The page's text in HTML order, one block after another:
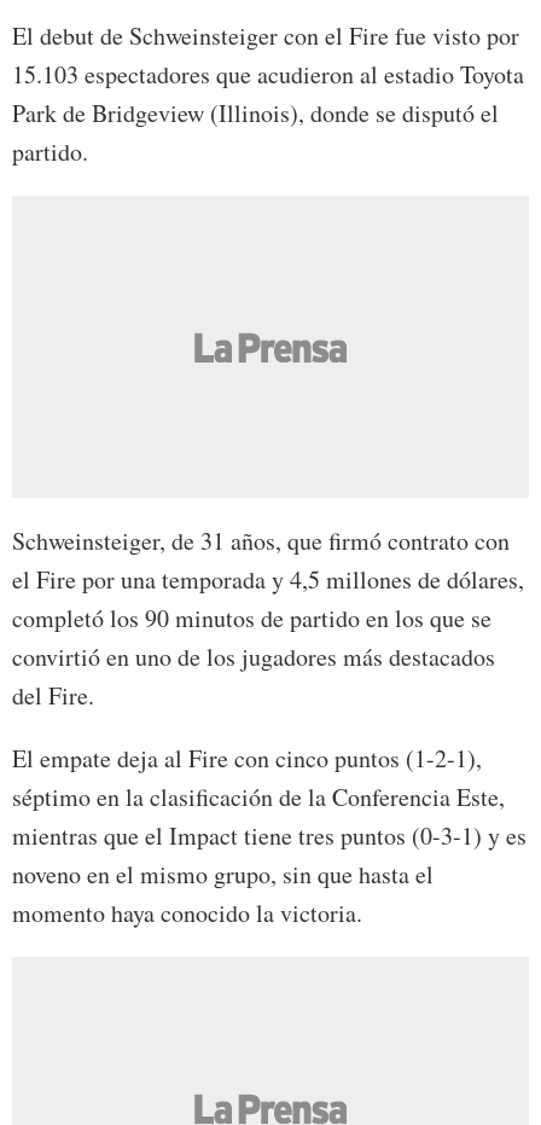
El debut de Schweinsteiger con el Fire fue visto por
15.103 espectadores que acudieron al estadio Toyota
Park de Bridgeview (Illinois), donde se disputó el
partido.
Schweinsteiger, de 31 años, que firmó contrato con
el Fire por una temporada y 4,5 millones de dólares,
completó los 90 minutos de partido en los que se
convirtió en uno de los jugadores más destacados
del Fire.
El empate deja al Fire con cinco puntos (1-2-1),
séptimo en la clasificación de la Conferencia Este,
mientras que el Impact tiene tres puntos (0-3-1) y es
noveno en el mismo grupo, sin que hasta el
momento haya conocido la victoria.